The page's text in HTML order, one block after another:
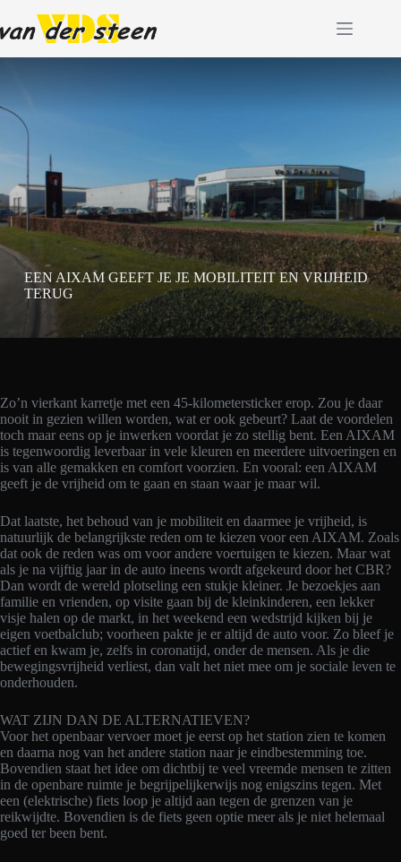
de
inhoud
EEN AIXAM GEEFT JE JE MOBILITEIT EN VRIJHEID
TERUG
Zo’n vierkant karretje met een 45-kilometersticker erop. Zou je daar
nooit in gezien willen worden, wat er ook gebeurt? Laat de voordelen
toch maar eens op je inwerken voordat je zo stellig bent. Een AIXAM
is tegenwoordig leverbaar in vele kleuren en meerdere uitvoeringen en
is van alle gemakken en comfort voorzien. En vooral: een AIXAM
geeft je de vrijheid om te gaan en staan waar je maar wil.
Dat laatste, het behoud van je mobiliteit en daarmee je vrijheid, is
natuurlijk de belangrijkste reden om te kiezen voor een AIXAM. Zoals
dat ook de reden was om voor andere voertuigen te kiezen. Maar wat
als je na vijftig jaar in de auto ineens wordt afgekeurd door het CBR?
Dan wordt de wereld plotseling een stukje kleiner. Je bezoekjes aan
familie en vrienden, op visite gaan bij de kleinkinderen, een lekker
visje halen op de markt, in het weekend een wedstrijd kijken bij je
eigen voetbalclub; voorheen pakte je er altijd de auto voor. Zo bleef je
actief en kwam je, zelfs in coronatijd, onder de mensen. Als je die
bewegingsvrijheid verliest, dan valt het niet mee om je sociale leven te
onderhouden.
WAT ZIJN DAN DE ALTERNATIEVEN?
Voor het openbaar vervoer moet je eerst op het station zien te komen
en daarna nog van het andere station naar je eindbestemming toe.
Bovendien staat het idee om dichtbij te veel vreemde mensen te zitten
in de openbare ruimte je begrijpelijkerwijs nog enigszins tegen. Met
een (elektrische) fiets loop je altijd aan tegen de grenzen van je
reikwijdte. Bovendien is de fiets geen optie meer als je niet helemaal
goed ter been bent.